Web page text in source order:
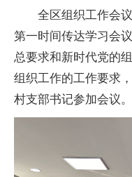
全区组织工作会
第一时间传达学习会议
总要求和新时代党的
组织工作的工作要求
村支部书记参加会议。